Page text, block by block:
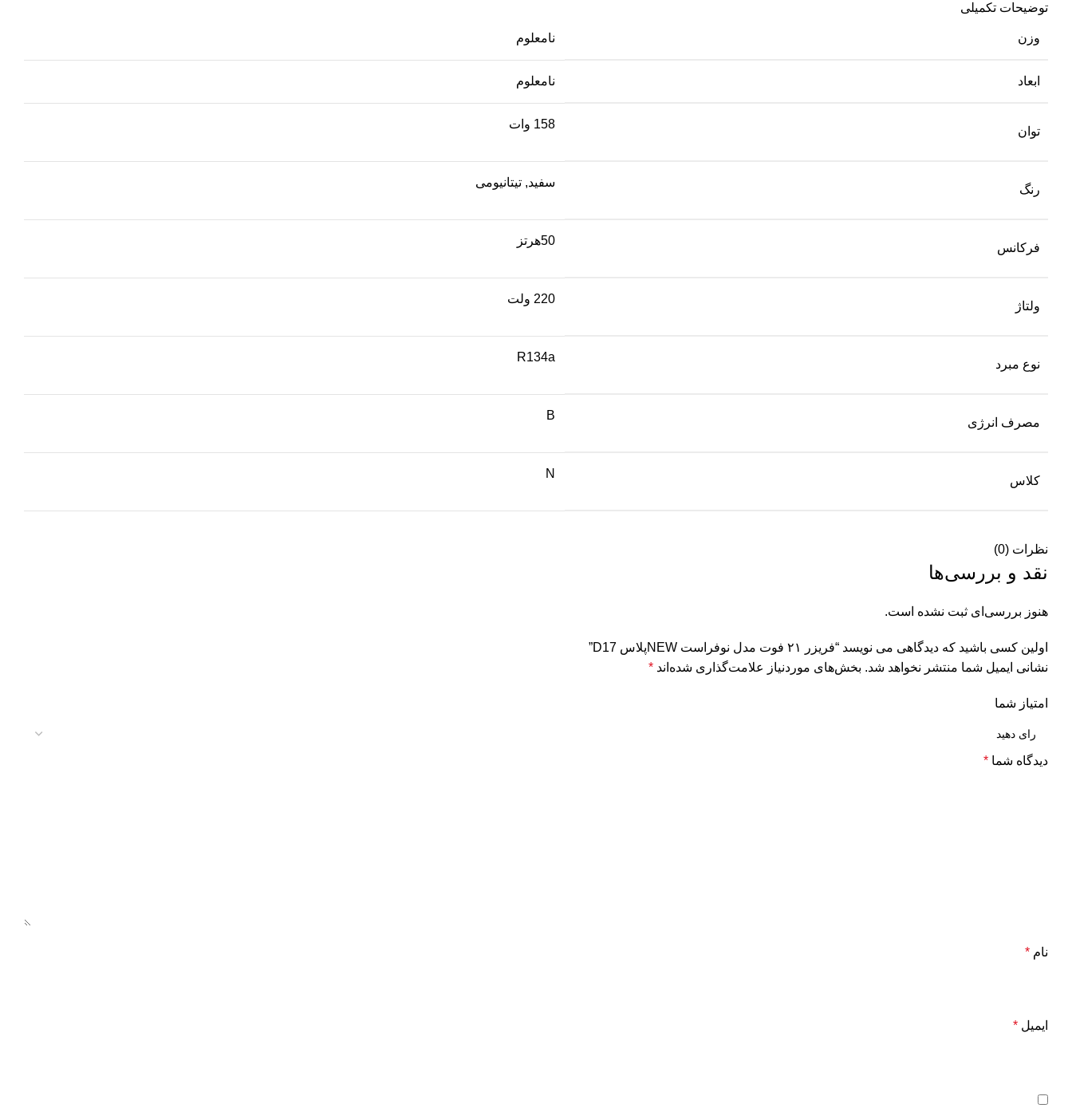
توضیحات تکمیلی
وزن نامعلوم
ابعاد نامعلوم
توان
158 وات
رنگ
سفید, تیتانیومی
فرکانس
50هرتز
ولتاژ
220 ولت
نوع مبرد
R134a
مصرف انرژی
B
کلاس
N
نظرات (0)
نقد و بررسی‌ها
هنوز بررسی‌ای ثبت نشده است.
اولین کسی باشید که دیدگاهی می نویسد “فریزر ۲۱ فوت مدل نوفراست NEWپلاس D17”
نشانی ایمیل شما منتشر نخواهد شد. بخش‌های موردنیاز علامت‌گذاری شده‌اند *
امتیاز شما
دیدگاه شما *
نام *
ایمیل *